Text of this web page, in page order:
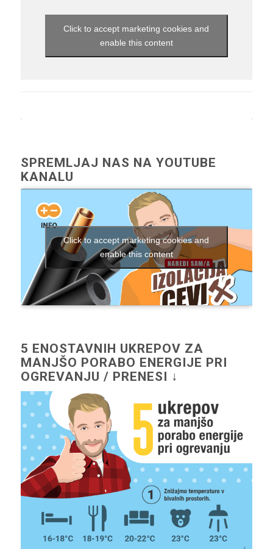
Click to accept marketing cookies and
enable this content
SPREMLJAJ NAS NA YOUTUBE
KANALU
Click to accept marketing cookies and
enable this content
5 ENOSTAVNIH UKREPOV ZA
MANJŠO PORABO ENERGIJE PRI
OGREVANJU / PRENESI ↓